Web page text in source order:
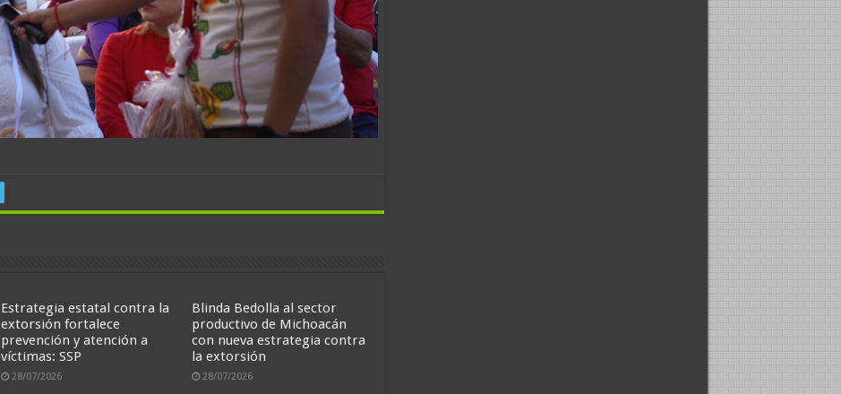
Estrategia estatal contra la
extorsión fortalece
prevención y atención a
víctimas: SSP
28/07/2026
Blinda Bedolla al sector
productivo de Michoacán
con nueva estrategia contra
la extorsión
28/07/2026